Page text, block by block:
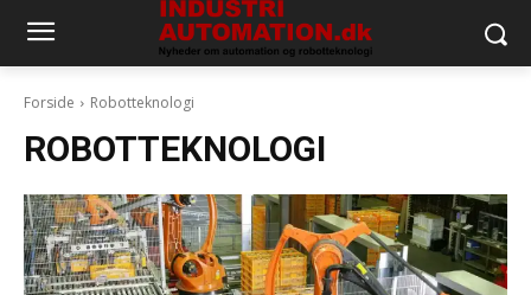
Forside Robotteknologi
ROBOTTEKNOLOGI